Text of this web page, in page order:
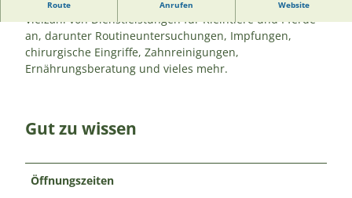
Route Anrufen Website
Vielzahl von Dienstleistungen für Kleintiere und Pferde
an, darunter Routineuntersuchungen, Impfungen,
chirurgische Eingriffe, Zahnreinigungen,
Ernährungsberatung und vieles mehr.
Gut zu wissen
Öffnungszeiten